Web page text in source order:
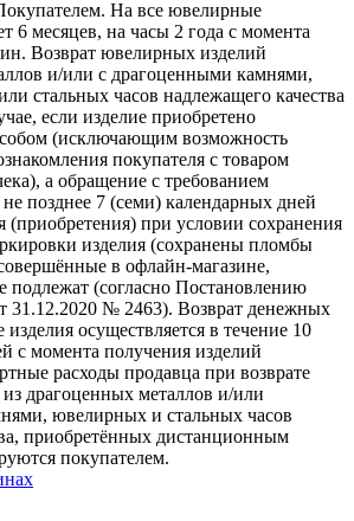
На все ювелирные
6 месяцев, на часы 2 года с момента
Возврат ювелирных изделий
и/или с драгоценными камнями,
стальных часов надлежащего качества
если изделие приобретено
(исключающим возможность
покупателя с товаром
а обращение с требованием
позднее 7 (семи) календарных дней
(приобретения) при условии сохранения
изделия (сохранены пломбы
в офлайн-магазине,
подлежат (согласно Постановлению
31.12.2020 № 2463). Возврат денежных
изделия осуществляется в течение 10
с момента получения изделий
расходы продавца при возврате
драгоценных металлов и/или
ювелирных и стальных часов
приобретённых дистанционным
покупателем.